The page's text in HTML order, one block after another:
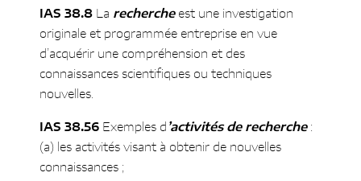
IAS 38.8La rechercheest une investigation
originale et programmée entreprise en vue
d’acquérir une compréhension et des
connaissances scientifiques ou techniques
nouvelles.
IAS 38.56Exemples d ’activités de recherche:
(a) les activités visant à obtenir de nouvelles
connaissances ;